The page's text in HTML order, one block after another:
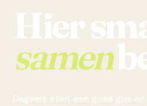
Hier
samen
Dagvers eten, een goed glas